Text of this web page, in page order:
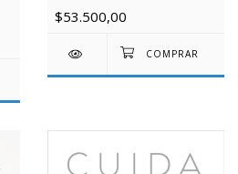
$53.500,00